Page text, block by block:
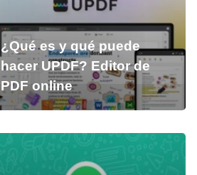
¿Qué es y qué puede
hacer UPDF? Editor de
PDF online